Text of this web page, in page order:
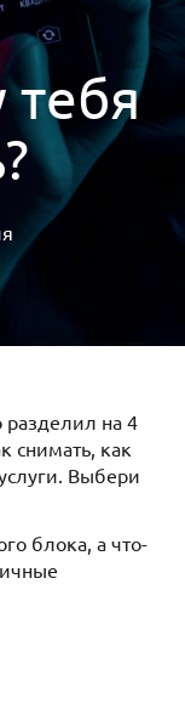
тебя
на 4
снимать, как
Выбери
блока, а что-